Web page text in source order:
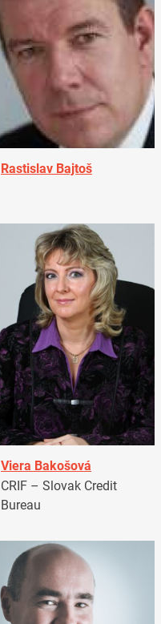
Rastislav Bajtoš
Viera Bakošová
CRIF – Slovak Credit
Bureau